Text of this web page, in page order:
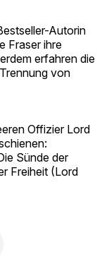
Autorin
Fraser ihre
erfahren die
von
Offizier Lord
Sünde der
Freiheit (Lord